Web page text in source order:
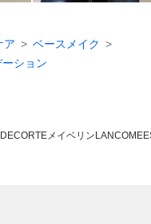
ア
ベースメイク
ション
DECORTEメイベリン LANCOME